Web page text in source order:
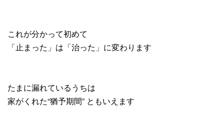
これが分かって初めて
「止まった」は「治った」に変わります
たまに漏れているうちは
家がくれた“猶予期間” ともいえます